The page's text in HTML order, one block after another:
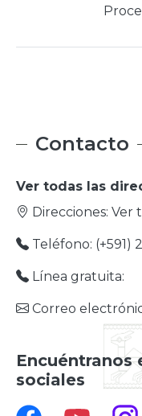
Contacto
Ver todas las
Direcciones: Ver
Teléfono: (+591)
Línea gratuita:
Correo
Encuéntranos
sociales